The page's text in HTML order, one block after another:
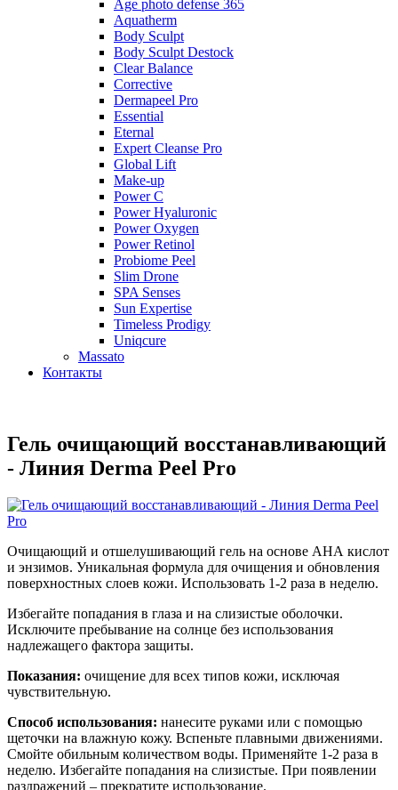
Age photo defense 365
Aquatherm
Body Sculpt
Body Sculpt Destock
Clear Balance
Corrective
Dermapeel Pro
Essential
Eternal
Expert Cleanse Pro
Global Lift
Make-up
Power C
Power Hyaluronic
Power Oxygen
Power Retinol
Probiome Peel
Slim Drone
SPA Senses
Sun Expertise
Timeless Prodigy
Uniqcure
Massato
Контакты
Гель очищающий восстанавливающий
- Линия Derma Peel Pro
Очищающий и отшелушивающий гель на основе АНА кислот
и энзимов. Уникальная формула для очищения и обновления
поверхностных слоев кожи. Использовать 1-2 раза в неделю.
Избегайте попадания в глаза и на слизистые оболочки.
Исключите пребывание на солнце без использования
надлежащего фактора защиты.
Показания: очищение для всех типов кожи, исключая
чувствительную.
Способ использования: нанесите руками или с помощью
щеточки на влажную кожу. Вспеньте плавными движениями.
Смойте обильным количеством воды. Применяйте 1-2 раза в
неделю. Избегайте попадания на слизистые. При появлении
раздражений – прекратите использование.